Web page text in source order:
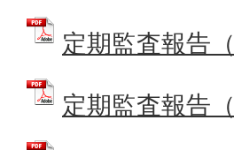
定期監査報告
定期監査報告